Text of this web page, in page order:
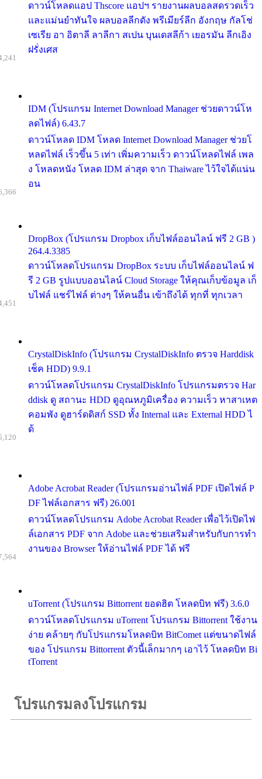
ดาวน์โหลดแอป Thscore แอปฯ รายงานผลบอลสดรวดเร็ว
และแม่นยำทันใจ ผลบอลลีกดัง พรีเมียร์ลีก อังกฤษ กัลโช่
เซเรีย อา อิตาลี ลาลีกา สเปน บุนเดสลีก้า เยอรมัน ลีกเอิง
ฝรั่งเศส
IDM (โปรแกรม Internet Download Manager ช่วยดาวน์โห
ลดไฟล์) 6.43.7
ดาวน์โหลด IDM โหลด Internet Download Manager ช่วยโ
หลดไฟล์ เร็วขึ้น 5 เท่า เพิ่มความเร็ว ดาวน์โหลดไฟล์ เพล
ง โหลดหนัง โหลด IDM ล่าสุด จาก Thaiware ไว้ใจได้แน่น
อน
DropBox (โปรแกรม Dropbox เก็บไฟล์ออนไลน์ ฟรี 2 GB )
264.4.3385
ดาวน์โหลดโปรแกรม DropBox ระบบ เก็บไฟล์ออนไลน์ ฟ
รี 2 GB รูปแบบออนไลน์ Cloud Storage ให้คุณเก็บข้อมูล เก็
บไฟล์ แชร์ไฟล์ ต่างๆ ให้คนอื่น เข้าถึงได้ ทุกที่ ทุกเวลา
CrystalDiskInfo (โปรแกรม CrystalDiskInfo ตรวจ Harddisk
เช็ค HDD) 9.9.1
ดาวน์โหลดโปรแกรม CrystalDiskInfo โปรแกรมตรวจ Har
ddisk ดู สถานะ HDD ดูอุณหภูมิเครื่อง ความเร็ว หาสาเหต
คอมพัง ดูฮาร์ดดิสก์ SSD ทั้ง Internal และ External HDD ไ
ด้
Adobe Acrobat Reader (โปรแกรมอ่านไฟล์ PDF เปิดไฟล์ P
DF ไฟล์เอกสาร ฟรี) 26.001
ดาวน์โหลดโปรแกรม Adobe Acrobat Reader เพื่อไว้เปิดไฟ
ล์เอกสาร PDF จาก Adobe และช่วยเสริมสำหรับกับการทำ
งานของ Browser ให้อ่านไฟล์ PDF ได้ ฟรี
uTorrent (โปรแกรม Bittorrent ยอดฮิต โหลดบิท ฟรี) 3.6.0
ดาวน์โหลดโปรแกรม uTorrent โปรแกรม Bittorrent ใช้งาน
ง่าย คล้ายๆ กับโปรแกรมโหลดบิท BitComet แต่ขนาดไฟล์
ของ โปรแกรม Bittorrent ตัวนี้เล็กมากๆ เอาไว้ โหลดบิท Bi
tTorrent
โปรแกรมลงโปรแกรม